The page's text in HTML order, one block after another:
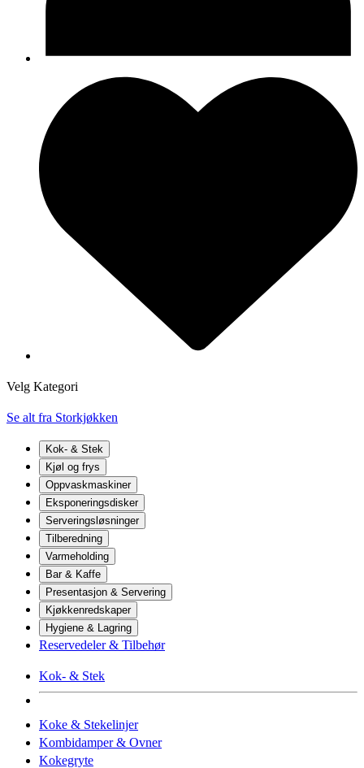
Velg Kategori
Se alt fra Storkjøkken
Kok- & Stek
Kjøl og frys
Oppvaskmaskiner
Eksponeringsdisker
Serveringsløsninger
Tilberedning
Varmeholding
Bar & Kaffe
Presentasjon & Servering
Kjøkkenredskaper
Hygiene & Lagring
Reservedeler & Tilbehør
Kok- & Stek
Koke & Stekelinjer
Kombidamper & Ovner
Kokegryte